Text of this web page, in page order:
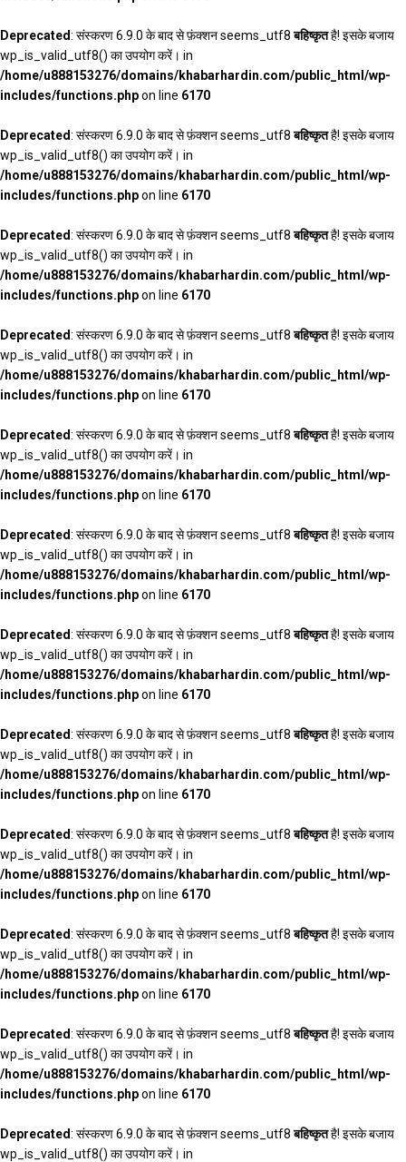
Deprecated: संस्करण 6.9.0 के बाद से फ़ंक्शन seems_utf8बहिष्कृतहै! इसके बजाय
wp_is_valid_utf8() का उपयोग करें। in
/home/u888153276/domains/khabarhardin.com/public_html/wp-
includes/functions.phpon line 6170
Deprecated: संस्करण 6.9.0 के बाद से फ़ंक्शन seems_utf8बहिष्कृतहै! इसके बजाय
wp_is_valid_utf8() का उपयोग करें। in
/home/u888153276/domains/khabarhardin.com/public_html/wp-
includes/functions.phpon line 6170
Deprecated: संस्करण 6.9.0 के बाद से फ़ंक्शन seems_utf8बहिष्कृतहै! इसके बजाय
wp_is_valid_utf8() का उपयोग करें। in
/home/u888153276/domains/khabarhardin.com/public_html/wp-
includes/functions.phpon line 6170
Deprecated: संस्करण 6.9.0 के बाद से फ़ंक्शन seems_utf8बहिष्कृतहै! इसके बजाय
wp_is_valid_utf8() का उपयोग करें। in
/home/u888153276/domains/khabarhardin.com/public_html/wp-
includes/functions.phpon line 6170
Deprecated: संस्करण 6.9.0 के बाद से फ़ंक्शन seems_utf8बहिष्कृतहै! इसके बजाय
wp_is_valid_utf8() का उपयोग करें। in
/home/u888153276/domains/khabarhardin.com/public_html/wp-
includes/functions.phpon line 6170
Deprecated: संस्करण 6.9.0 के बाद से फ़ंक्शन seems_utf8बहिष्कृतहै! इसके बजाय
wp_is_valid_utf8() का उपयोग करें। in
/home/u888153276/domains/khabarhardin.com/public_html/wp-
includes/functions.phpon line 6170
Deprecated: संस्करण 6.9.0 के बाद से फ़ंक्शन seems_utf8बहिष्कृतहै! इसके बजाय
wp_is_valid_utf8() का उपयोग करें। in
/home/u888153276/domains/khabarhardin.com/public_html/wp-
includes/functions.phpon line 6170
Deprecated: संस्करण 6.9.0 के बाद से फ़ंक्शन seems_utf8बहिष्कृतहै! इसके बजाय
wp_is_valid_utf8() का उपयोग करें। in
/home/u888153276/domains/khabarhardin.com/public_html/wp-
includes/functions.phpon line 6170
Deprecated: संस्करण 6.9.0 के बाद से फ़ंक्शन seems_utf8बहिष्कृतहै! इसके बजाय
wp_is_valid_utf8() का उपयोग करें। in
/home/u888153276/domains/khabarhardin.com/public_html/wp-
includes/functions.phpon line 6170
Deprecated: संस्करण 6.9.0 के बाद से फ़ंक्शन seems_utf8बहिष्कृतहै! इसके बजाय
wp_is_valid_utf8() का उपयोग करें। in
/home/u888153276/domains/khabarhardin.com/public_html/wp-
includes/functions.phpon line 6170
Deprecated: संस्करण 6.9.0 के बाद से फ़ंक्शन seems_utf8बहिष्कृतहै! इसके बजाय
wp_is_valid_utf8() का उपयोग करें। in
/home/u888153276/domains/khabarhardin.com/public_html/wp-
includes/functions.phpon line 6170
Deprecated: संस्करण 6.9.0 के बाद से फ़ंक्शन seems_utf8बहिष्कृतहै! इसके बजाय
wp_is_valid_utf8() का उपयोग करें। in